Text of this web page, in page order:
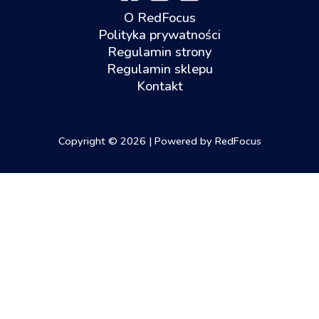
O RedFocus
Polityka prywatności
Regulamin strony
Regulamin sklepu
Kontakt
Copyright © 2026 | Powered by RedFocus